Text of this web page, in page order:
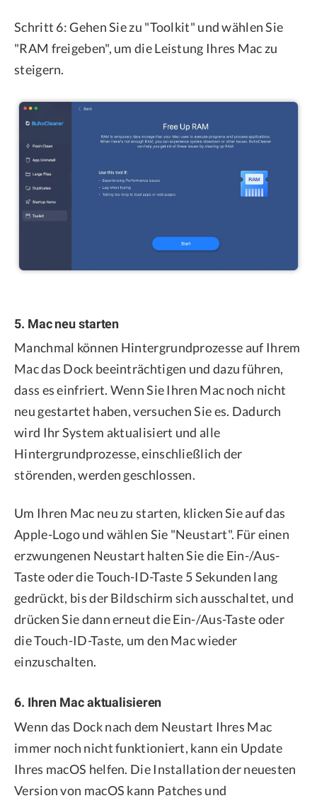
Schritt 6: Gehen Sie zu "Toolkit" und wählen Sie
"RAM freigeben", um die Leistung Ihres Mac zu
steigern.
5. Mac neu starten
Manchmal können Hintergrundprozesse auf Ihrem
Mac das Dock beeinträchtigen und dazu führen,
dass es einfriert. Wenn Sie Ihren Mac noch nicht
neu gestartet haben, versuchen Sie es. Dadurch
wird Ihr System aktualisiert und alle
Hintergrundprozesse, einschließlich der
störenden, werden geschlossen.
Um Ihren Mac neu zu starten, klicken Sie auf das
Apple-Logo und wählen Sie "Neustart". Für einen
erzwungenen Neustart halten Sie die Ein-/Aus-
Taste oder die Touch-ID-Taste 5 Sekunden lang
gedrückt, bis der Bildschirm sich ausschaltet, und
drücken Sie dann erneut die Ein-/Aus-Taste oder
die Touch-ID-Taste, um den Mac wieder
einzuschalten.
6. Ihren Mac aktualisieren
Wenn das Dock nach dem Neustart Ihres Mac
immer noch nicht funktioniert, kann ein Update
Ihres macOS helfen. Die Installation der neuesten
Version von macOS kann Patches und